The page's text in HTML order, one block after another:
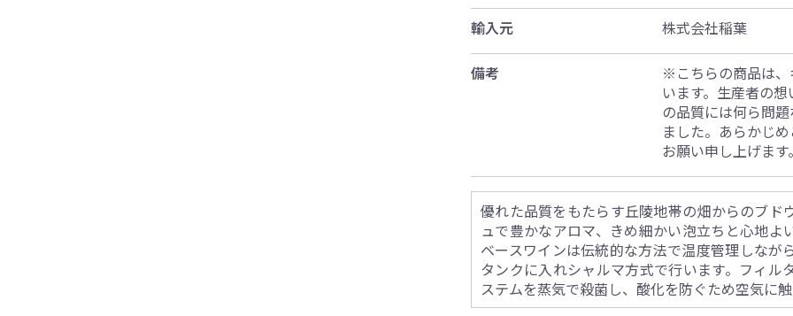
輸入元 株式会社稲葉
備考
※こちらの商品は、
います。生産者の
の品質には何ら問
ました。あらかじ
お願い申し上げます
優れた品質をもたらす丘陵地帯の畑からのブ
ュで豊かなアロマ、きめ細かい泡立ちと心地
ベースワインは伝統的な方法で温度管理しな
タンクに入れシャルマ方式で行います。フィ
ステムを蒸気で殺菌し、酸化を防ぐため空気に